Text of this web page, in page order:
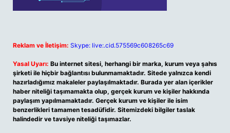
Reklam ve İletişim: Skype: live:.cid.575569c608265c69
Yasal Uyarı: Bu internet sitesi, herhangi bir marka, kurum veya şahıs
şirketi ile hiçbir bağlantısı bulunmamaktadır. Sitede yalnızca kendi
hazırladığımız makaleler paylaşılmaktadır. Burada yer alan içerikler
haber niteliği taşımamakta olup, gerçek kurum ve kişiler hakkında
paylaşım yapılmamaktadır. Gerçek kurum ve kişiler ile isim
benzerlikleri tamamen tesadüfidir. Sitemizdeki bilgiler taslak
halindedir ve tavsiye niteliği taşımazlar.